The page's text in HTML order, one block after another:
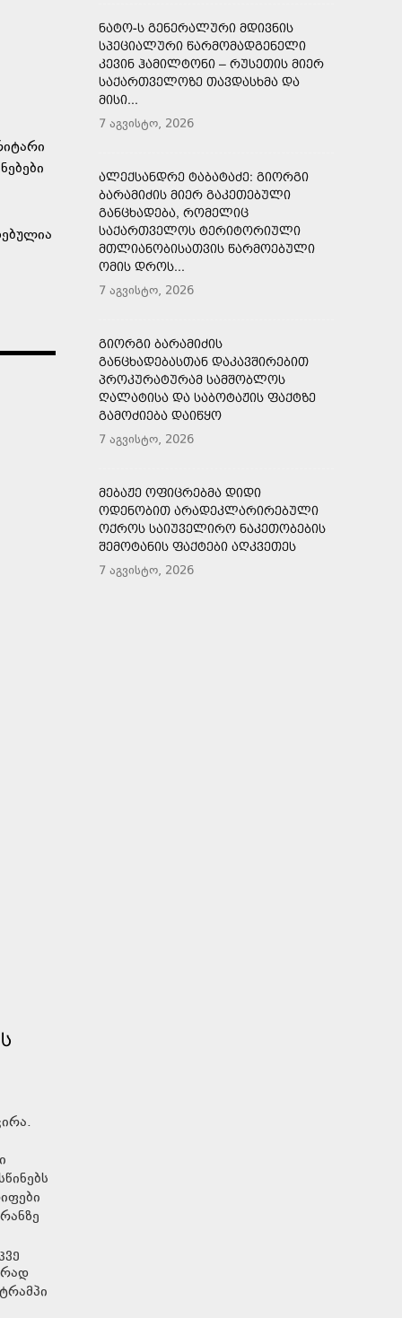
ᲜᲐᲢᲝ-Ს ᲒᲔᲜᲔᲠᲐᲚᲣᲠᲘ ᲛᲓᲘᲕᲜᲘᲡ
ᲡᲞᲔᲪᲘᲐᲚᲣᲠᲘ ᲬᲐᲠᲛᲝᲛᲐᲓᲒᲔᲜᲔᲚᲘ
ᲙᲔᲕᲘᲜ ᲰᲐᲛᲘᲚᲢᲝᲜᲘ – ᲠᲣᲡᲔᲗᲘᲡ ᲛᲘᲔᲠ
ᲡᲐᲥᲐᲠᲗᲕᲔᲚᲝᲖᲔ ᲗᲐᲕᲓᲐᲡᲮᲛᲐ ᲓᲐ
ᲛᲘᲡᲘ...
7 აგვისტო, 2026
ᲐᲚᲔᲥᲡᲐᲜᲓᲠᲔ ᲢᲐᲑᲐᲢᲐᲫᲔ: ᲒᲘᲝᲠᲒᲘ
ᲑᲐᲠᲐᲛᲘᲫᲘᲡ ᲛᲘᲔᲠ ᲒᲐᲙᲔᲗᲔᲑᲣᲚᲘ
ᲒᲐᲜᲪᲮᲐᲓᲔᲑᲐ, ᲠᲝᲛᲔᲚᲘᲪ
ᲡᲐᲥᲐᲠᲗᲕᲔᲚᲝᲡ ᲢᲔᲠᲘᲢᲝᲠᲘᲣᲚᲘ
ᲛᲗᲚᲘᲐᲜᲝᲑᲘᲡᲐᲗᲕᲘᲡ ᲬᲐᲠᲛᲝᲔᲑᲣᲚᲘ
ᲝᲛᲘᲡ ᲓᲠᲝᲡ...
7 აგვისტო, 2026
ᲒᲘᲝᲠᲒᲘ ᲑᲐᲠᲐᲛᲘᲫᲘᲡ
ᲒᲐᲜᲪᲮᲐᲓᲔᲑᲐᲡᲗᲐᲜ ᲓᲐᲙᲐᲕᲨᲘᲠᲔᲑᲘᲗ
ᲞᲠᲝᲙᲣᲠᲐᲢᲣᲠᲐᲛ ᲡᲐᲛᲨᲝᲑᲚᲝᲡ
ᲦᲐᲚᲐᲢᲘᲡᲐ ᲓᲐ ᲡᲐᲑᲝᲢᲐᲟᲘᲡ ᲤᲐᲥᲢᲖᲔ
ᲒᲐᲛᲝᲫᲘᲔᲑᲐ ᲓᲐᲘᲬᲧᲝ
7 აგვისტო, 2026
ᲛᲔᲑᲐᲟᲔ ᲝᲤᲘᲪᲠᲔᲑᲛᲐ ᲓᲘᲓᲘ
ᲝᲓᲔᲜᲝᲑᲘᲗ ᲐᲠᲐᲓᲔᲙᲚᲐᲠᲘᲠᲔᲑᲣᲚᲘ
ᲝᲥᲠᲝᲡ ᲡᲐᲘᲣᲕᲔᲚᲘᲠᲝ ᲜᲐᲙᲔᲗᲝᲑᲔᲑᲘᲡ
ᲨᲔᲛᲝᲢᲐᲜᲘᲡ ᲤᲐᲥᲢᲔᲑᲘ ᲐᲦᲙᲕᲔᲗᲔᲡ
7 აგვისტო, 2026